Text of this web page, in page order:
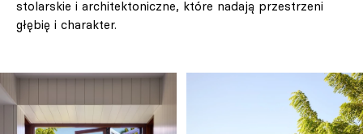
stolarskie i architektoniczne, które nadają przestrzeni
głębię i charakter.